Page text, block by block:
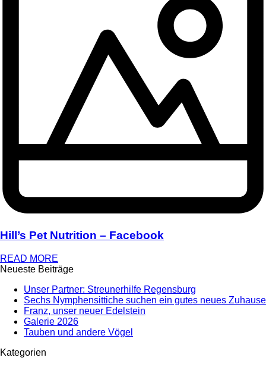
Hill’s Pet Nutrition – Facebook
READ MORE
Neueste Beiträge
Unser Partner: Streunerhilfe Regensburg
Sechs Nymphensittiche suchen ein gutes neues Zuhause
Franz, unser neuer Edelstein
Galerie 2026
Tauben und andere Vögel
Kategorien